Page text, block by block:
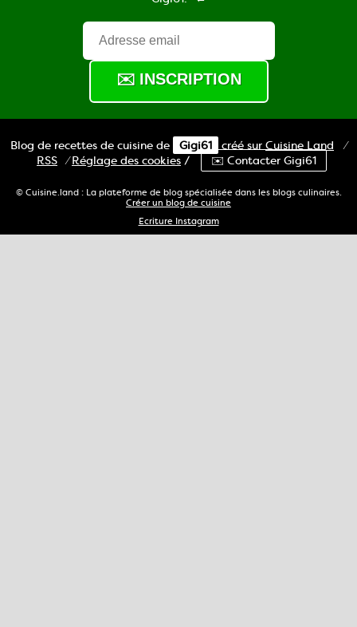
Blog de recettes de cuisine de Gigi61 créé sur Cuisine Land
⁄
RSS ⁄Réglage des cookies / ✉️ Contacter Gigi61
© Cuisine.land : La plateforme de blog spécialisée dans les blogs culinaires.
Créer un blog de cuisine
Ecriture Instagram